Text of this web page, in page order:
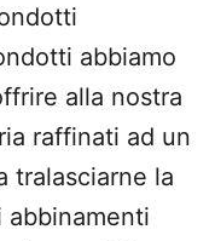
abbiamo
alla nostra
raffinati ad un
tralasciarne la